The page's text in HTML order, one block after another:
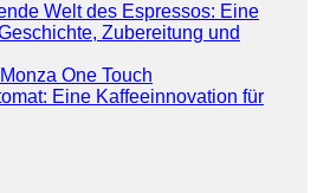
Welt des Espressos: Eine
Zubereitung und
One Touch
Eine Kaffeeinnovation für